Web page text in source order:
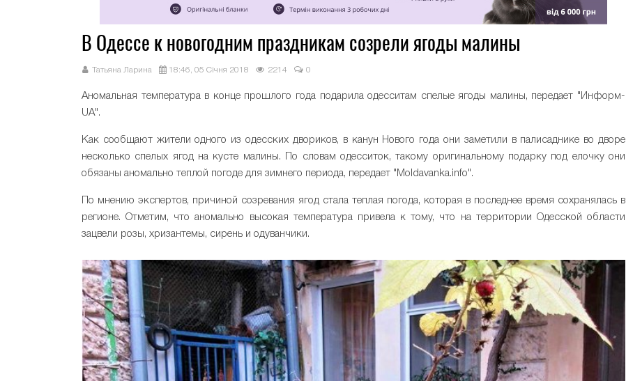
В Одессе к новогодним праздникам созрели ягоды малины
Татьяна Ларина 18:46, 05 Січня 2018 2214 0
Аномальная температура в конце прошлого года подарила одесситам спелые ягоды малины, передает "Информ-
UA".
Как сообщают жители одного из одесских двориков, в канун Нового года они заметили в палисаднике во дворе
несколько спелых ягод на кусте малины. По словам одесситок, такому оригинальному подарку под елочку они
обязаны аномально теплой погоде для зимнего периода, передает "Moldavanka.infо".
По мнению экспертов, причиной созревания ягод стала теплая погода, которая в последнее время сохранялась в
регионе. Отметим, что аномально высокая температура привела к тому, что на территории Одесской области
зацвели розы, хризантемы, сирень и одуванчики.